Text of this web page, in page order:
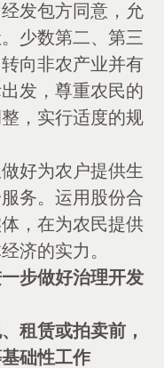
发包方同意，允
少数第二、第三
向非农产业并有
发，尊重农民的
，实行适度的规
好为农户提供生
务。运用股份合
，在为农民提供
济的实力。
步做好治理开发
租赁或拍卖前，
础性工作